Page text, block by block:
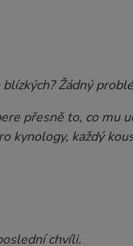
Žádný
přesně to, co mu
každý
chvíli.